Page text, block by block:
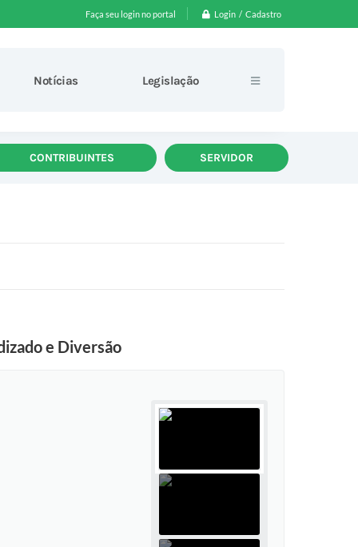
Faça seu login no portal Login / Cadastro
Notícias Legislação
CONTRIBUINTES SERVIDOR
e Diversão